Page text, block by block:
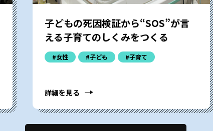
子どもの死因検証から“SOS”が言
える子育てのしくみをつくる
#女性 #子ども #子育て
詳細を見る